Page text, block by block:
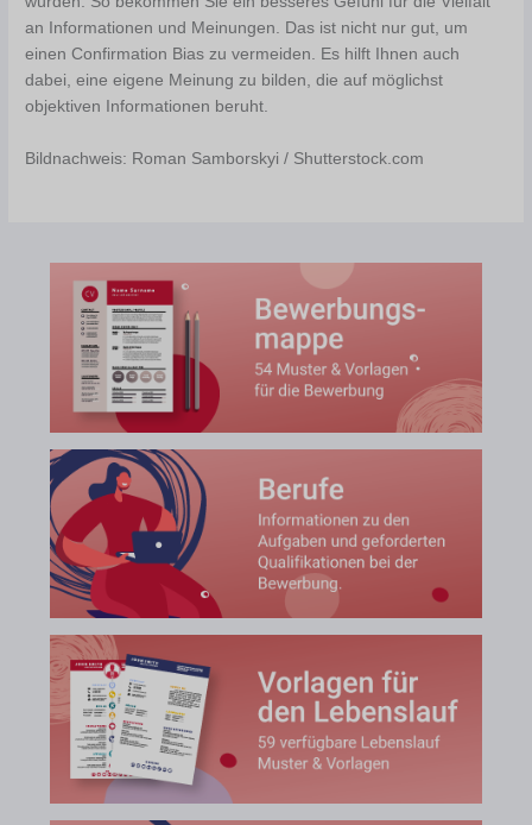
an Informationen und Meinungen. Das ist nicht nur gut, um
einen Confirmation Bias zu vermeiden. Es hilft Ihnen auch
dabei, eine eigene Meinung zu bilden, die auf möglichst
objektiven Informationen beruht.
Bildnachweis: Roman Samborskyi / Shutterstock.com